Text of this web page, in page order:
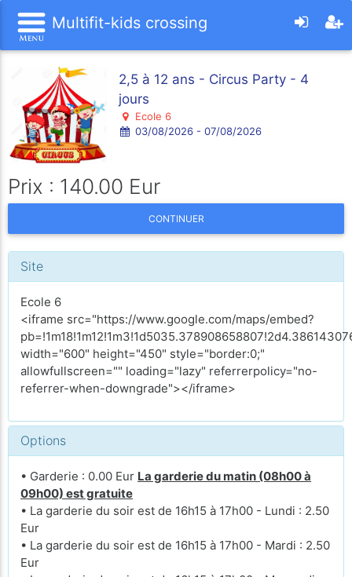
Multifit-kids crossing
2,5 à 12 ans - Circus Party - 4
jours
Ecole 6
03/08/2026 - 07/08/2026
Prix : 140.00 Eur
CONTINUER
Site
Ecole 6
<iframe src="https://www.google.com/maps/embed?
width="600" height="450" style="border:0;"
allowfullscreen="" loading="lazy" referrerpolicy="no-
referrer-when-downgrade"></iframe>
Options
• Garderie : 0.00 Eur La garderie du matin (08h00 à
09h00) est gratuite
• La garderie du soir est de 16h15 à 17h00 - Lundi : 2.50
Eur
• La garderie du soir est de 16h15 à 17h00 - Mardi : 2.50
Eur